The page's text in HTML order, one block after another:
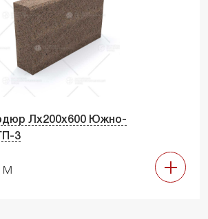
Лх200х600 Южно-
3
м